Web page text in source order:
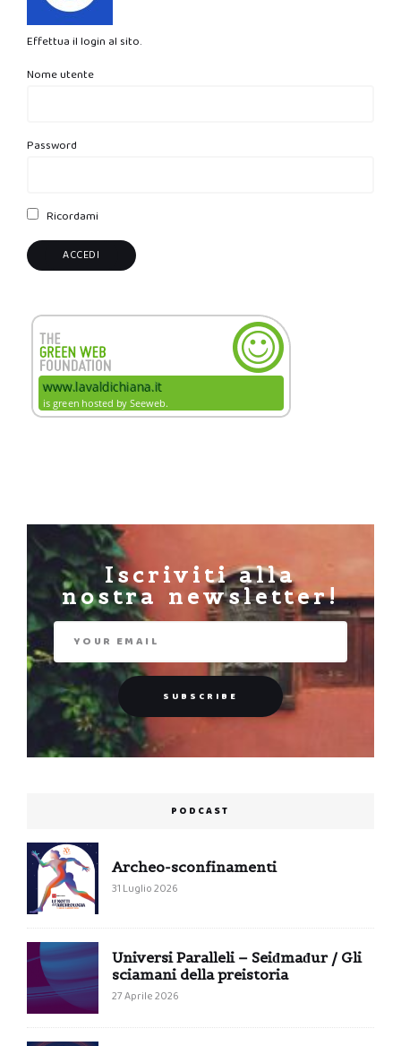
Effettua il login al sito.
Nome utente
Password
Ricordami
Iscriviti alla
nostra newsletter!
PODCAST
Archeo-sconfinamenti
31 Luglio 2026
Universi Paralleli – Seiđmađur / Gli
sciamani della preistoria
27 Aprile 2026